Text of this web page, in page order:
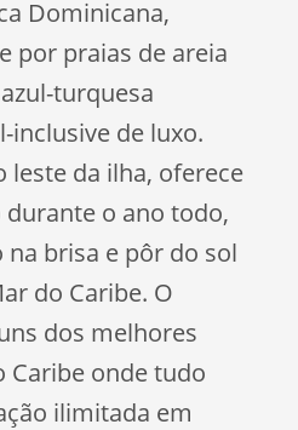
Dominicana,
por praias de areia
turquesa
inclusive de luxo.
leste da ilha, oferece
o ano todo,
brisa e pôr do sol
do Caribe. O
dos melhores
Caribe onde tudo
ilimitada em